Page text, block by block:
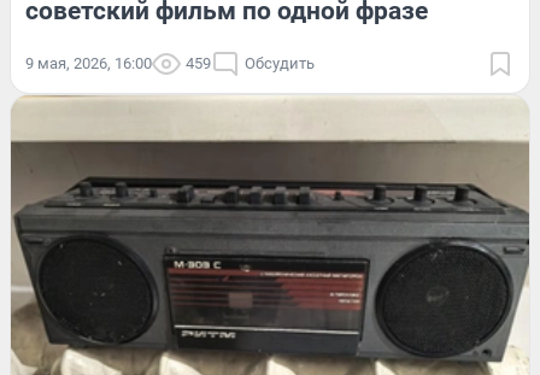
советский фильм по одной фразе
9 мая, 2026, 16:00 459 Обсудить